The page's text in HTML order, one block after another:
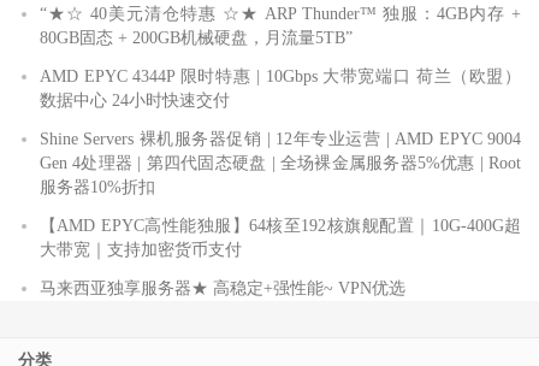
“★☆ 40美元清仓特惠 ☆★ ARP Thunder™ 独服：4GB内存 +
80GB固态 + 200GB机械硬盘，月流量5TB”
AMD EPYC 4344P 限时特惠 | 10Gbps 大带宽端口 荷兰（欧盟）
数据中心 24小时快速交付
Shine Servers 裸机服务器促销 | 12年专业运营 | AMD EPYC 9004
Gen 4处理器 | 第四代固态硬盘 | 全场裸金属服务器5%优惠 | Root
服务器10%折扣
【AMD EPYC高性能独服】64核至192核旗舰配置｜10G-400G超
大带宽｜支持加密货币支付
马来西亚独享服务器★ 高稳定+强性能~ VPN优选
分类